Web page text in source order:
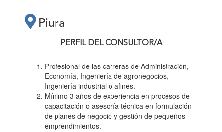
“PLANES DE
NEGOCIO PARA
EMPRENDEDORAS”"
Piura
PERFIL DEL CONSULTOR/A
Profesional de las carreras de Administración,
Economía, Ingeniería de agronegocios,
Ingeniería industrial o afines.
Mínimo 3 años de experiencia en procesos de
capacitación o asesoría técnica en formulación
de planes de negocio y gestión de pequeños
emprendimientos.